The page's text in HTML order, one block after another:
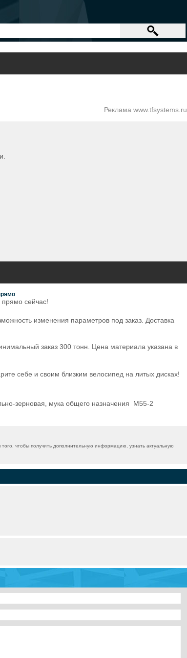
Реклама www.tfsystems.ru
прямо сейчас!
изменения параметров под заказ. Доставка
заказ 300 тонн. Цена материала указана в
себе и своим близким велосипед на литых дисках!
зерновая, мука общего назначения М55-2
чтобы получить дополнительную информацию, узнать актуальную